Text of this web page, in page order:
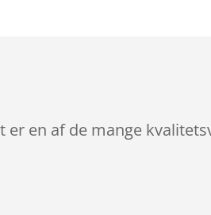
er en af de mange